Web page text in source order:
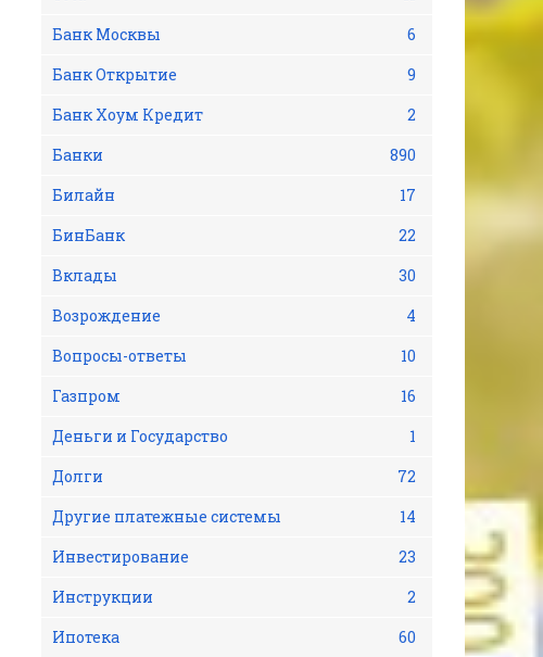
Банк Москвы
6
Банк Открытие
9
Банк Хоум Кредит
2
Банки
890
Билайн
17
БинБанк
22
Вклады
30
Возрождение
4
Вопросы-ответы
10
Газпром
16
Деньги и Государство
1
Долги
72
Другие платежные системы
14
Инвестирование
23
Инструкции
2
Ипотека
60